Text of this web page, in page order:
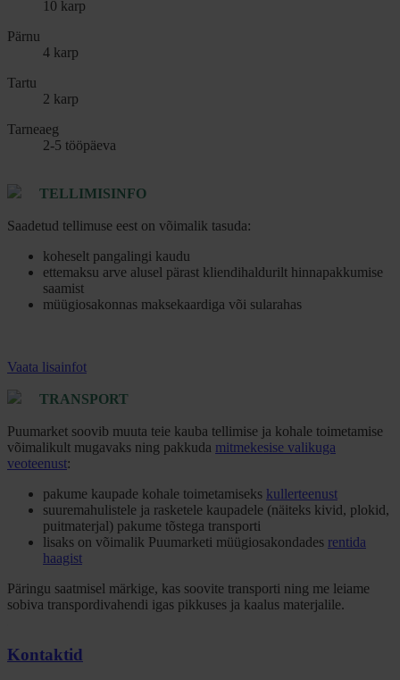
10 karp
Pärnu
4 karp
Tartu
2 karp
Tarneaeg
2-5 tööpäeva
TELLIMISINFO
Saadetud tellimuse eest on võimalik tasuda:
koheselt pangalingi kaudu
ettemaksu arve alusel pärast kliendihaldurilt hinnapakkumise
saamist
müügiosakonnas maksekaardiga või sularahas
Vaata lisainfot
TRANSPORT
Puumarket soovib muuta teie kauba tellimise ja kohale toimetamise
võimalikult mugavaks ning pakkuda mitmekesise valikuga
veoteenust:
pakume kaupade kohale toimetamiseks kullerteenust
suuremahulistele ja rasketele kaupadele (näiteks kivid, plokid,
puitmaterjal) pakume tõstega transporti
lisaks on võimalik Puumarketi müügiosakondades rentida
haagist
Päringu saatmisel märkige, kas soovite transporti ning me leiame
sobiva transpordivahendi igas pikkuses ja kaalus materjalile.
Kontaktid